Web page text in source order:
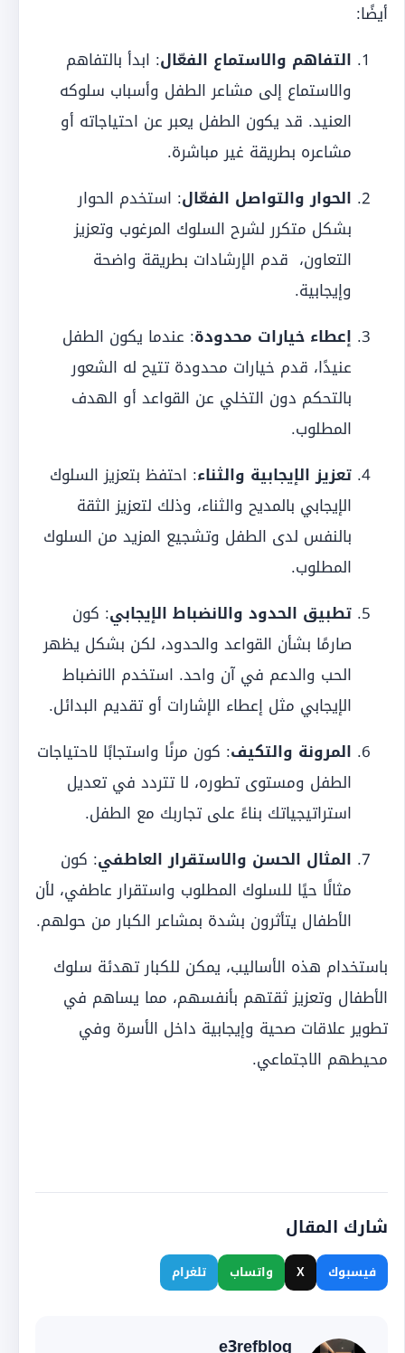
أيضًا:
التفاهم والاستماع الفعّال: ابدأ بالتفاهم
والاستماع إلى مشاعر الطفل وأسباب سلوكه
العنيد. قد يكون الطفل يعبر عن احتياجاته أو
مشاعره بطريقة غير مباشرة.
الحوار والتواصل الفعّال: استخدم الحوار
بشكل متكرر لشرح السلوك المرغوب وتعزيز
التعاون، قدم الإرشادات بطريقة واضحة
وإيجابية.
إعطاء خيارات محدودة: عندما يكون الطفل
عنيدًا، قدم خيارات محدودة تتيح له الشعور
بالتحكم دون التخلي عن القواعد أو الهدف
المطلوب.
تعزيز الإيجابية والثناء: احتفظ بتعزيز السلوك
الإيجابي بالمديح والثناء، وذلك لتعزيز الثقة
بالنفس لدى الطفل وتشجيع المزيد من السلوك
المطلوب.
تطبيق الحدود والانضباط الإيجابي: كون
صارمًا بشأن القواعد والحدود، لكن بشكل يظهر
الحب والدعم في آن واحد. استخدم الانضباط
الإيجابي مثل إعطاء الإشارات أو تقديم البدائل.
المرونة والتكيف: كون مرنًا واستجابًا لاحتياجات
الطفل ومستوى تطوره، لا تتردد في تعديل
استراتيجياتك بناءً على تجاربك مع الطفل.
المثال الحسن والاستقرار العاطفي: كون
مثالًا حيًا للسلوك المطلوب واستقرار عاطفي، لأن
الأطفال يتأثرون بشدة بمشاعر الكبار من حولهم.
باستخدام هذه الأساليب، يمكن للكبار تهدئة سلوك
الأطفال وتعزيز ثقتهم بأنفسهم، مما يساهم في
تطوير علاقات صحية وإيجابية داخل الأسرة وفي
محيطهم الاجتماعي.
شارك المقال
فيسبوك X واتساب تلغرام
e3refblog